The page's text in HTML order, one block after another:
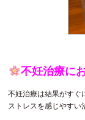
不妊治療に
不妊治療は結果がすぐ
ストレスを感じやすい